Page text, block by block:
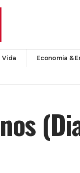
Vida Economia &